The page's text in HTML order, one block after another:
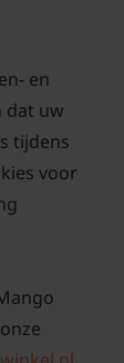
en
dat uw
tijdens
voor